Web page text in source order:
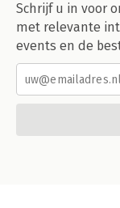
Schrijf u in voor
met relevante
events en de